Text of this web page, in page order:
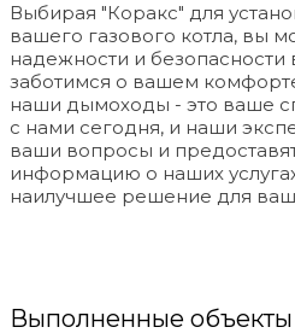
Выбирая "Коракс" для
вашего газового котла, вы
надежности и
заботимся о вашем
наши дымоходы - это ваше
с нами сегодня, и наши
ваши вопросы и
информацию о наших
наилучшее решение для
Выполненные объекты